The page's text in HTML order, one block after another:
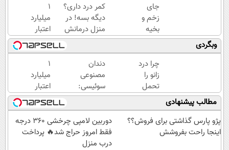
جای
زخم و
بخیه
داری؟؟
3
هفته‌ای
محوش
کن!
کمر درد داری؟
دیگه بسه! در
منزل درمانش
کن
(◀پرسش‌نامه)
۱
میلیارد
اعتبار
خرید
طلا |
بدون
ضامن
و چک
وبگردی
چرا درد
زانو را
تحمل
می‌کنی؟
خیلی
ساده
دندان
مصنوعی
سوئیسی:
جدیدترین
فناوری
اروپا،
سبک و
مقاوم |
۱
میلیارد
اعتبار
خرید
طلا |
بدون
ضامن
مطالب پیشنهادی
پژو پارس گذاشتی برای فروش؟؟
اینجا راحت بفروشش
دوربین لامپی چرخشی 360 درجه
فقط امروز حراج شد🔥 پرداخت
درب منزل